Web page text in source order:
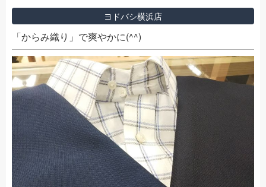
ヨドバシ横浜店
「からみ織り」で爽やかに(^^)